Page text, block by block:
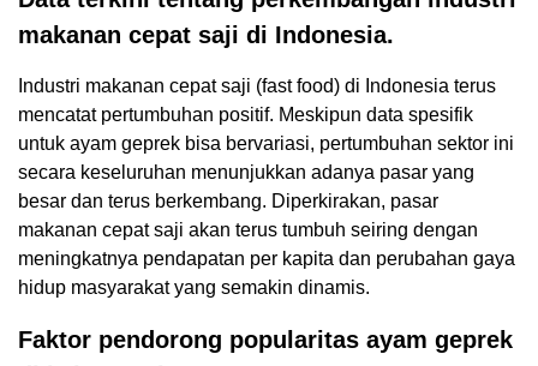
makanan cepat saji di Indonesia.
Industri makanan cepat saji (fast food) di Indonesia terus
mencatat pertumbuhan positif. Meskipun data spesifik
untuk ayam geprek bisa bervariasi, pertumbuhan sektor ini
secara keseluruhan menunjukkan adanya pasar yang
besar dan terus berkembang. Diperkirakan, pasar
makanan cepat saji akan terus tumbuh seiring dengan
meningkatnya pendapatan per kapita dan perubahan gaya
hidup masyarakat yang semakin dinamis.
Faktor pendorong popularitas ayam geprek